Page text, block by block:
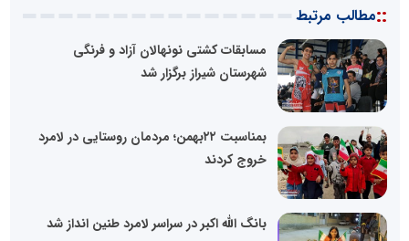
::مطالب مرتبط
مسابقات کشتی نونهالان آزاد و فرنگی
شهرستان شیراز برگزار شد
بمناسبت ۲۲بهمن؛ مردمان روستایی در لامرد
خروج کردند
بانگ الله اکبر در سراسر لامرد طنین انداز شد